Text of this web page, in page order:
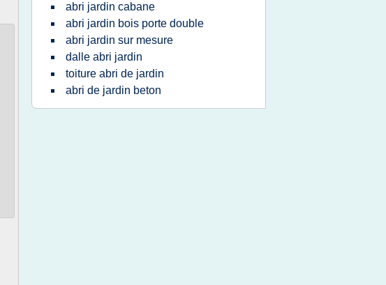
abri jardin cabane
abri jardin bois porte double
abri jardin sur mesure
dalle abri jardin
toiture abri de jardin
abri de jardin beton